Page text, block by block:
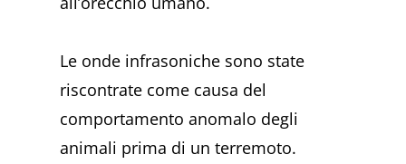
Le onde infrasoniche sono state
riscontrate come causa del
comportamento anomalo degli
animali prima di un terremoto.